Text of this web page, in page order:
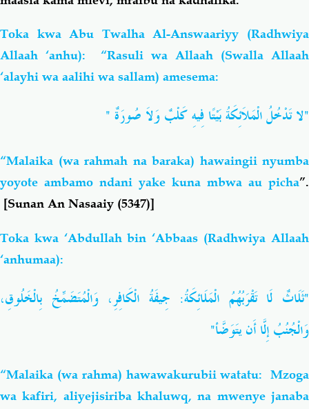
Toka kwa Abu Twalha Al-Answaariyy (Radhwiya
Allaah ‘anhu): “Rasuli wa Allaah (Swalla Allaah
‘alayhi wa aalihi wa sallam) amesema:
"لا تَدْخُلُ الْمَلاَئِكَةُ بَيْتًا فِيهِ كَلْبٌ وَلاَ صُورَةٌ ‏"
“Malaika (wa rahmah na baraka) hawaingii nyumba
yoyote ambamo ndani yake kuna mbwa au picha”.
[Sunan An Nasaaiy (5347)]
Toka kwa ‘Abdullah bin ‘Abbaas (Radhwiya Allaah
‘anhumaa):
"ثَلَاثٌ لَا تَقْرَبُهُمُ الْمَلَائِكَةُ: جِيفَةُ الْكَافِرِ، وَالْمُتَضَمِّخُ بِالْخَلُوقِ،
وَالْجُنُبُ إِلَّا أَن يتَوَضَّأ"
“Malaika (wa rahma) hawawakurubii watatu: Mzoga
wa kafiri, aliyejisiriba khaluwq, na mwenye janaba